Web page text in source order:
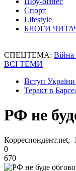
Спорт
Lifestyle
БЛОГИ
СПЕЦТЕМА: Війна
ВСІ ТЕМИ
Вступ
Теракт в
РФ не
Корреспондент.net,
0
670